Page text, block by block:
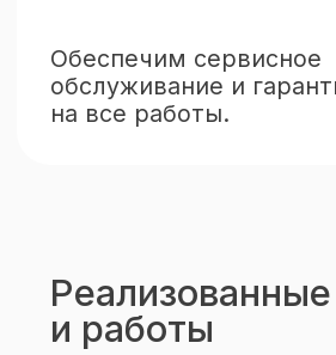
Узнайте стоимость